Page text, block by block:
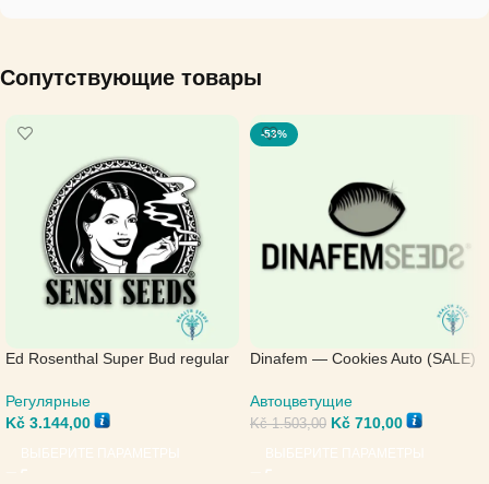
Сопутствующие товары
Ed Rosenthal Super Bud regular
Регулярные
Kč 3.144,00
-53%
Dinafem — Cookies Auto (SALE)
Автоцветущие
Kč1.503,00 Kč 710,00
ВЫБЕРИТЕ ПАРАМЕТРЫ